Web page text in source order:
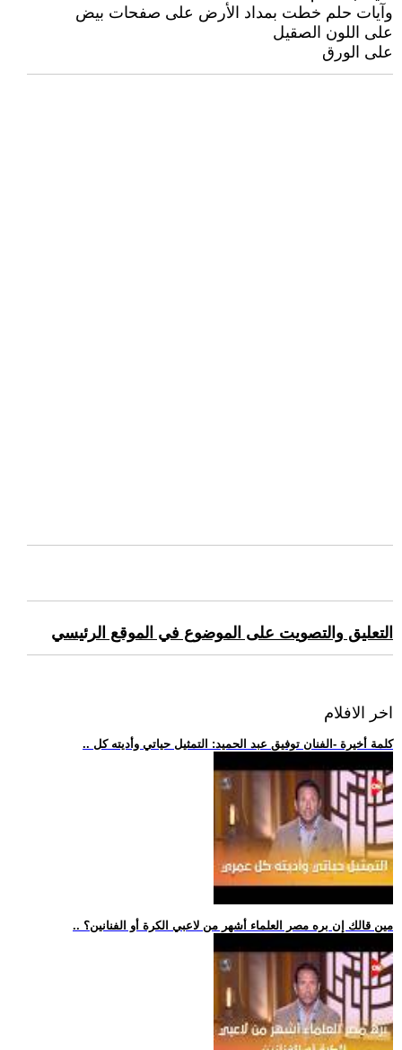
وآيات حلم خطت بمداد الأرض على صفحات بيض
على اللون الصقيل
على الورق
التعليق والتصويت على الموضوع في الموقع الرئيسي
اخر الافلام
.. كلمة أخيرة -الفنان توفيق عبد الحميد: التمثيل حياتي وأديته كل
.. مين قالك إن بره مصر العلماء أشهر من لاعبي الكرة أو الفنانين؟